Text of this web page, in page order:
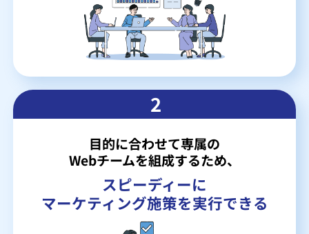
2
目的に合わせて専属の
Webチームを組成するため、
スピーディーに
マーケティング施策を実行できる